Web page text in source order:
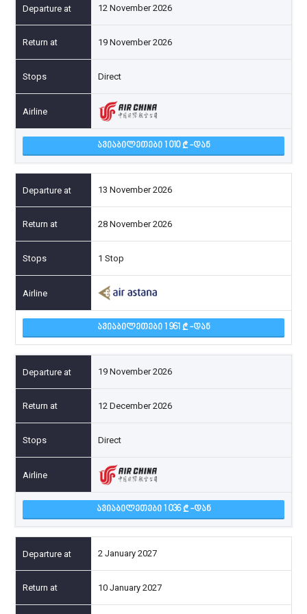
12 November 2026
19 November 2026
Direct
ᲐᲕᲘᲐᲑᲘᲚᲔᲗᲔᲑᲘ 1 010 -ᲓᲐᲜ
13 November 2026
28 November 2026
1 Stop
ᲐᲕᲘᲐᲑᲘᲚᲔᲗᲔᲑᲘ 1 961 -ᲓᲐᲜ
19 November 2026
12 December 2026
Direct
ᲐᲕᲘᲐᲑᲘᲚᲔᲗᲔᲑᲘ 1 036 -ᲓᲐᲜ
2 January 2027
10 January 2027